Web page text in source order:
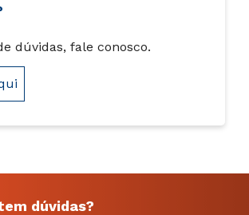
dúvidas, fale conosco.
dúvidas?